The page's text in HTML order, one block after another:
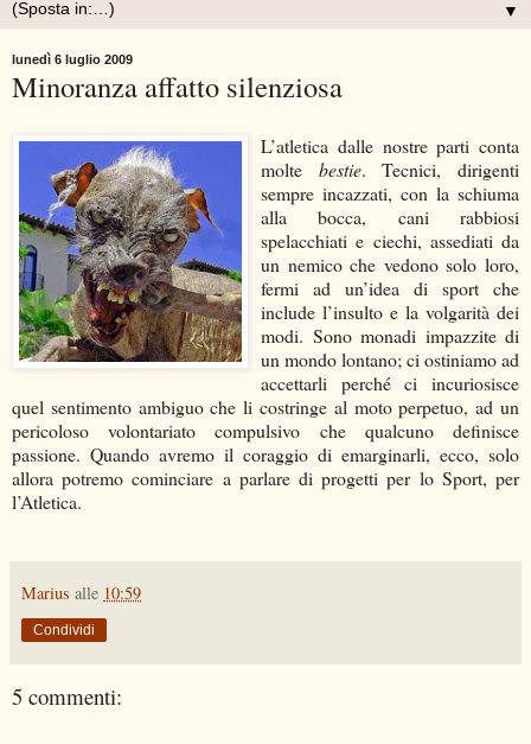
▼
lunedì 6 luglio 2009
Minoranza affatto silenziosa
L’atletica dalle nostre parti conta
molte bestie. Tecnici, dirigenti
sempre incazzati, con la schiuma
alla bocca, cani rabbiosi
spelacchiati e ciechi, assediati da
un nemico che vedono solo loro,
fermi ad un’idea di sport che
include l’insulto e la volgarità dei
modi. Sono monadi impazzite di
un mondo lontano; ci ostiniamo ad
accettarli perché ci incuriosisce
quel sentimento ambiguo che li costringe al moto perpetuo, ad un
pericoloso volontariato compulsivo che qualcuno definisce
passione. Quando avremo il coraggio di emarginarli, ecco, solo
allora potremo cominciare a parlare di progetti per lo Sport, per
l’Atletica.
Marius alle 10:59
Condividi
5 commenti: